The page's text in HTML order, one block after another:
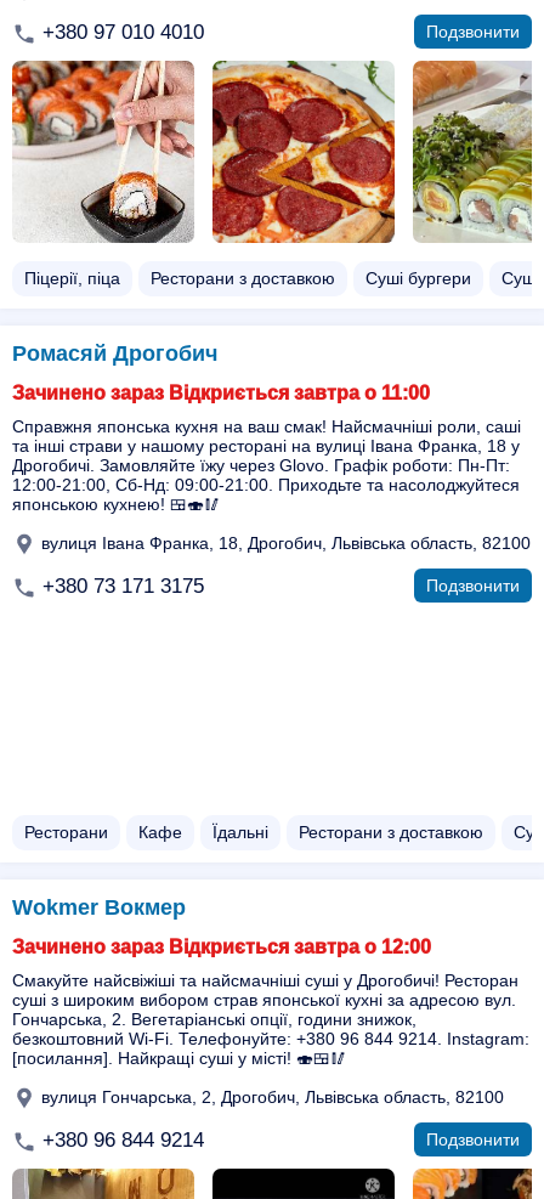
+380 97 010 4010 Подзвонити
Піцерії, піца Ресторани з доставкою Суші бургери Суші
Ромасяй Дрогобич
Зачинено зараз Відкриється завтра о 11:00
Справжня японська кухня на ваш смак! Найсмачніші роли, саші
та інші страви у нашому ресторані на вулиці Івана Франка, 18 у
Дрогобичі. Замовляйте їжу через Glovo. Графік роботи: Пн-Пт:
12:00-21:00, Сб-Нд: 09:00-21:00. Приходьте та насолоджуйтеся
японською кухнею! 🍱🍣🥢
вулиця Івана Франка, 18, Дрогобич, Львівська область, 82100
+380 73 171 3175 Подзвонити
Ресторани Кафе Їдальні Ресторани з доставкою
Wokmer Вокмер
Зачинено зараз Відкриється завтра о 12:00
Смакуйте найсвіжіші та найсмачніші суші у Дрогобичі! Ресторан
суші з широким вибором страв японської кухні за адресою вул.
Гончарська, 2. Вегетаріанські опції, години знижок,
безкоштовний Wi-Fi. Телефонуйте: +380 96 844 9214. Instagram:
[посилання]. Найкращі суші у місті! 🍣🍱🥢
вулиця Гончарська, 2, Дрогобич, Львівська область, 82100
+380 96 844 9214 Подзвонити